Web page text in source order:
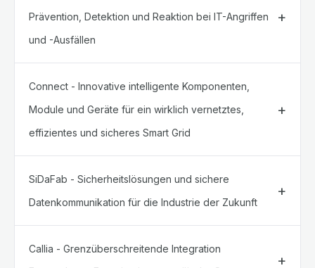
Prävention, Detektion und Reaktion bei IT-Angriffen
und -Ausfällen
Connect - Innovative intelligente Komponenten,
Module und Geräte für ein wirklich vernetztes,
effizientes und sicheres Smart Grid
SiDaFab - Sicherheitslösungen und sichere
Datenkommunikation für die Industrie der Zukunft
Callia - Grenzüberschreitende Integration